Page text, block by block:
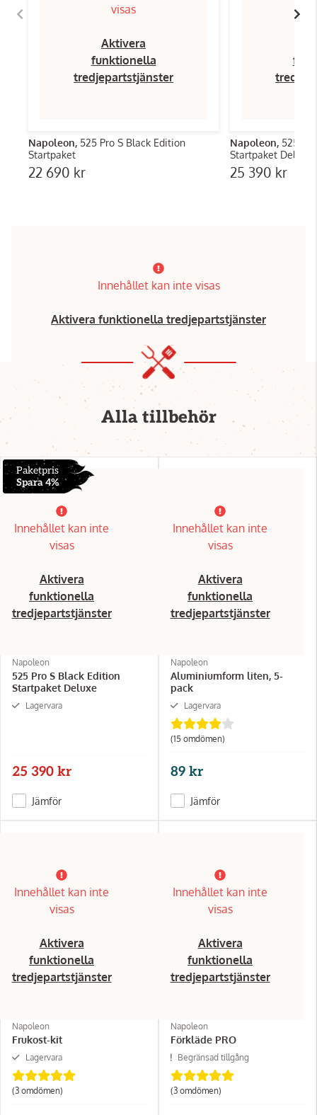
visas
Aktivera
funktionella
tredjepartstjänster
Napoleon, 525 Pro S Black Edition
Startpaket
22 690 kr
Napoleon, 525
Startpaket Deluxe
25 390 kr
Innehållet kan inte visas
Aktivera funktionella tredjepartstjänster
Alla tillbehör
Paketpris
Spara 4%
Innehållet kan inte
visas
Aktivera
funktionella
tredjepartstjänster
Napoleon
525 Pro S Black Edition
Startpaket Deluxe
Lagervara
25 390 kr
Jämför
Innehållet kan inte
visas
Aktivera
funktionella
tredjepartstjänster
Napoleon
Aluminiumform liten, 5-
pack
Lagervara
(15 omdömen)
89 kr
Jämför
Innehållet kan inte
visas
Aktivera
funktionella
tredjepartstjänster
Napoleon
Frukost-kit
Lagervara
(3 omdömen)
Innehållet kan inte
visas
Aktivera
funktionella
tredjepartstjänster
Napoleon
Förkläde PRO
Begränsad tillgång
(3 omdömen)